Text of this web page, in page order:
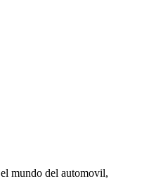
mundo del automovil,